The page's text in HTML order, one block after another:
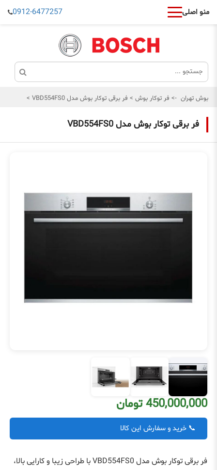
منو اصلی 0912-6477257
بوش تهران -> فر توکار بوش > فر برقی توکار بوش مدل VBD554FS0 >
فر برقی توکار بوش مدل VBD554FS0
450,000,000 تومان
📞 خرید و سفارش این کالا
فر برقی توکار بوش مدل VBD554FS0 با طراحی زیبا و کارایی بالا،